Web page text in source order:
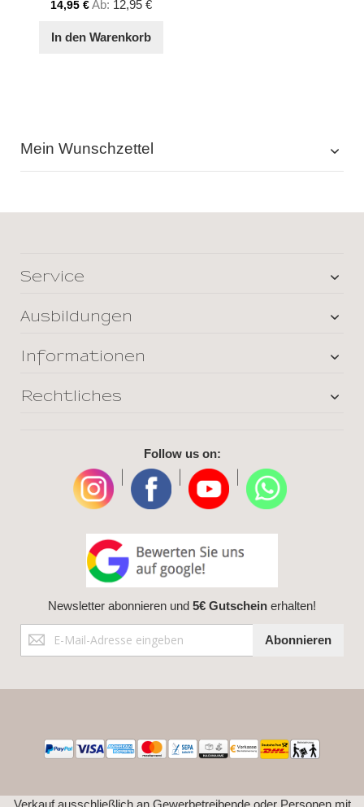
14,95 €Ab 12,95 €
In den Warenkorb
Mein Wunschzettel
Service
Ausbildungen
Informationen
Rechtliches
Follow us on:
Newsletter abonnieren und 5€ Gutschein erhalten!
Anmeldung
zum
Abonnieren